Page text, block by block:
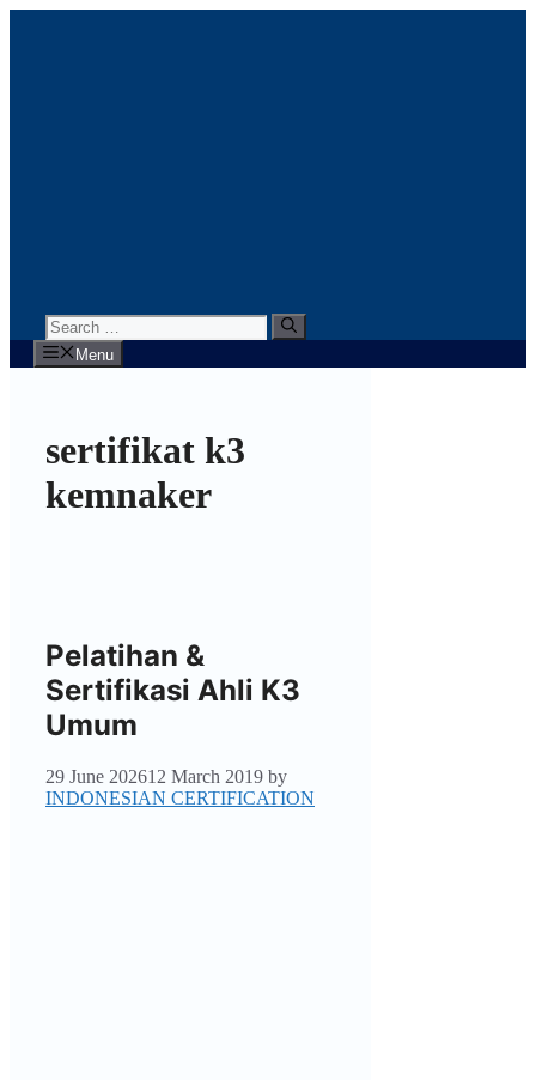
Search
for: Menu
sertifikat k3
kemnaker
Pelatihan &
Sertifikasi Ahli K3
Umum
29 June 202612 March 2019 by
INDONESIAN CERTIFICATION